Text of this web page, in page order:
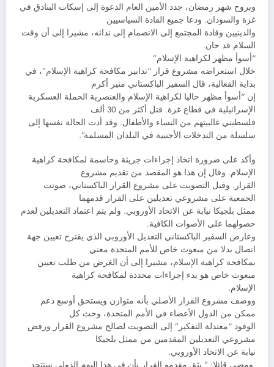
وبروح شهر رمضان، جدد الأمين العام الدعوة إلى إسكات البنادق في
غزة والسودان. ودعا جميع القادة السياسيين
والدينيين وقادة المجتمع إلى الانضمام إلى ندائه، مشيرا إلى أن وقت
السلام قد حان.
“أسوأ مظهر لكراهية الإسلام”
خلال استعراضه مشروع قرار “تدابير مكافحة كراهية الإسلام”، في
بداية الفعالية، قال السفير الباكستاني منير أكرم
إن “أسوأ مظهر حاليا لكراهية الإسلام والعنصرية الحملة العسكرية
الإسرائيلية في قطاع غزة. قتل أكثر من 30 ألف
فلسطيني غالبيتهم من النساء والأطفال. وقد أدت الحالة نفسها إلى
سلسلة من التدخلات الأجنبية في البلدان المسلمة”.
وأكد على ضرورة اتخاذ إجراءات جريئة وحاسمة لمكافحة كراهية
الإسلام. وقال إن هذا هو المقصد من تقديم مشروع
القرار. وقبل التصويت على مشروع القرار الباكستاني، صوتت
الجمعية على مشروعي تعديلين على القرار قدمهما
ممثل بلجيكا نيابة عن الاتحاد الأوروبي. ولم يتم اعتماد التعديلين لعدم
حصولهما على الأصوات الكافية.
وعارض السفير الباكستاني التعديل الأوروبي الذي يقترح تعيين جهة
اتصال بدلا من مبعوث خاص للأمم المتحدة معني
بمكافحة كراهية الإسلام، مشيرا إلى أن الغرض من طلب تعيين
مبعوث خاص هو بدء إجراءات محددة لمكافحة كراهية
الإسلام.
ووصف مشروع القرار الأصلي بأنه متوازن ويستحق أوسع دعم
ممكن من الدول الأعضاء في الأمم المتحدة، وحث كل
الوفود “معتدلة التفكير” إلى التصويت لصالح مشروع القرار ورفض
مشروعي التعديلين المقدمين من ممثل بلجيكا
نيابة عن الاتحاد الأوروبي.